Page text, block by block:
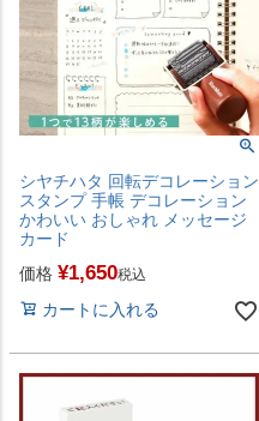
シヤチハタ 回転デコレーション
スタンプ 手帳 デコレーション
かわいい おしゃれ メッセージ
カード
価格 ¥1,650税込
カートに入れる